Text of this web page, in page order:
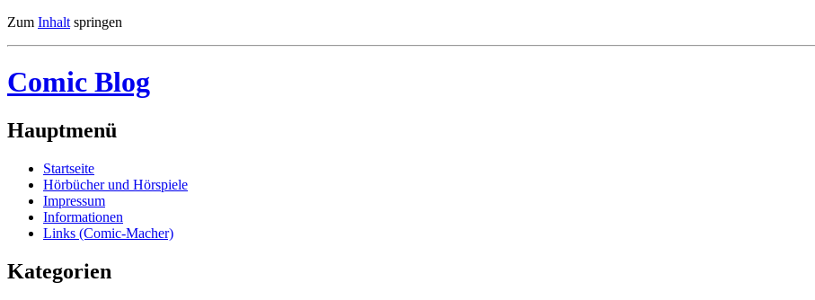
Zum Inhalt springen
Comic Blog
Hauptmenü
Startseite
Hörbücher und Hörspiele
Impressum
Informationen
Links (Comic-Macher)
Kategorien